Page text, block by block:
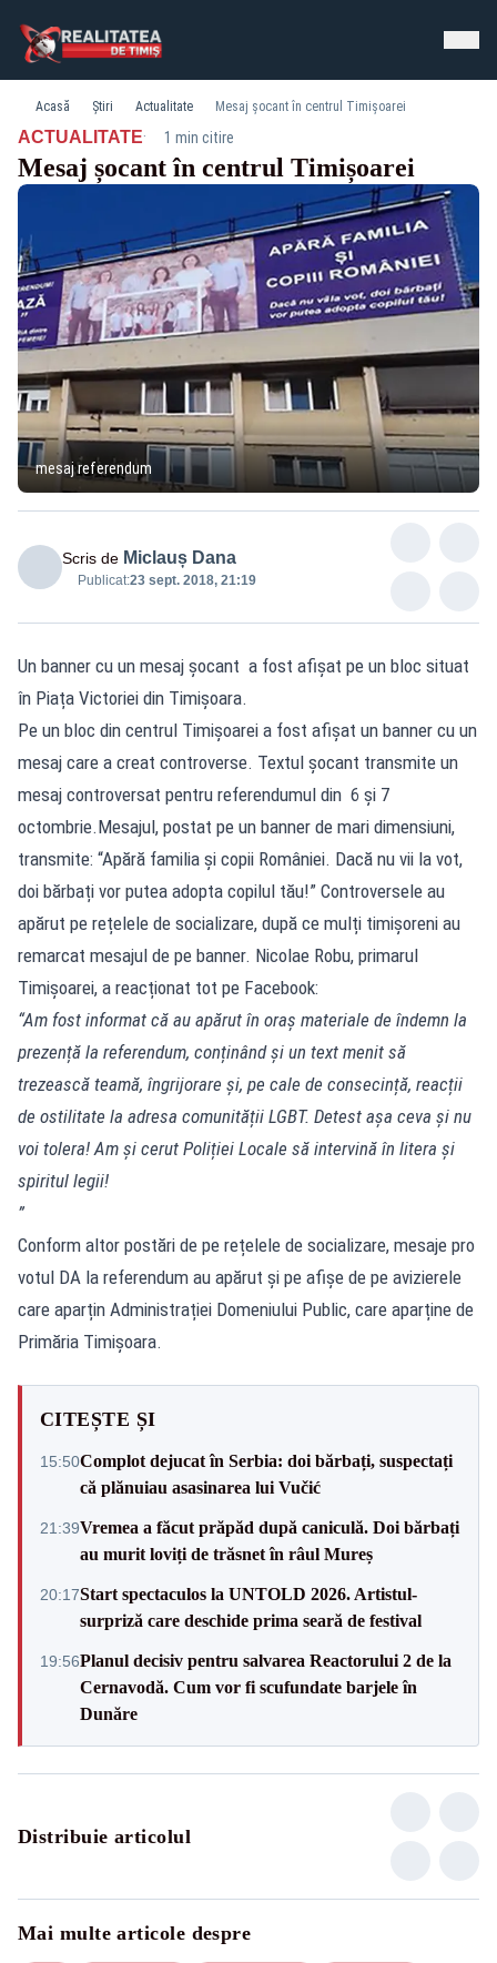
Acasă Știri Actualitate Mesaj șocant în centrul Timișoarei
ACTUALITATE· 1 min citire
Mesaj șocant în centrul Timișoarei
mesaj referendum
Scris de Miclauș Dana
Publicat:23 sept. 2018, 21:19
Un banner cu un mesaj șocant a fost afișat pe un bloc situat
în Piața Victoriei din Timișoara.
Pe un bloc din centrul Timișoarei a fost afișat un banner cu un
mesaj care a creat controverse. Textul șocant transmite un
mesaj controversat pentru referendumul din 6 și 7
octombrie.Mesajul, postat pe un banner de mari dimensiuni,
transmite: “Apără familia și copii României. Dacă nu vii la vot,
doi bărbați vor putea adopta copilul tău!” Controversele au
apărut pe rețelele de socializare, după ce mulți timișoreni au
remarcat mesajul de pe banner. Nicolae Robu, primarul
Timișoarei, a reacționat tot pe Facebook:
“Am fost informat că au apărut în oraș materiale de îndemn la
prezență la referendum, conținând și un text menit să
trezească teamă, îngrijorare și, pe cale de consecință, reacții
de ostilitate la adresa comunității LGBT. Detest așa ceva și nu
voi tolera! Am și cerut Poliției Locale să intervină în litera și
spiritul legii!
”
Conform altor postări de pe rețelele de socializare, mesaje pro
votul DA la referendum au apărut și pe afișe de pe avizierele
care aparțin Administrației Domeniului Public, care aparține de
Primăria Timișoara.
CITEȘTE ȘI
15:50Complot dejucat în Serbia: doi bărbați, suspectați
că plănuiau asasinarea lui Vučić
21:39Vremea a făcut prăpăd după caniculă. Doi bărbați
au murit loviți de trăsnet în râul Mureș
20:17Start spectaculos la UNTOLD 2026. Artistul-
surpriză care deschide prima seară de festival
19:56Planul decisiv pentru salvarea Reactorului 2 de la
Cernavodă. Cum vor fi scufundate barjele în
Dunăre
Distribuie articolul
Mai multe articole despre